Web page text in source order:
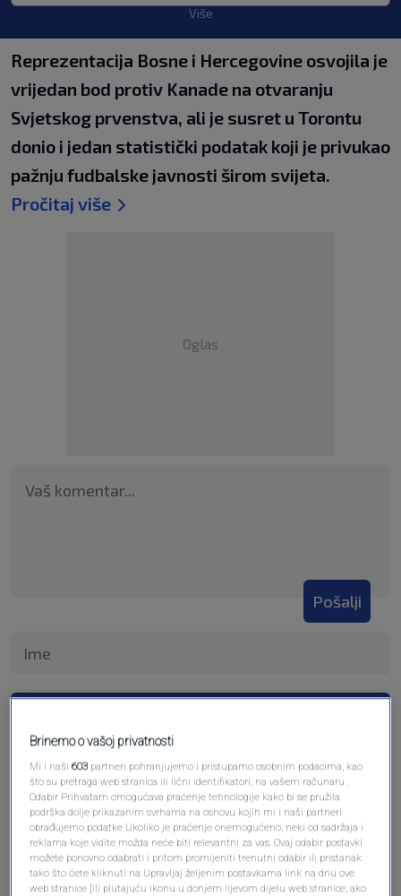
Više
Reprezentacija Bosne i Hercegovine osvojila je
vrijedan bod protiv Kanade na otvaranju
Svjetskog prvenstva, ali je susret u Torontu
donio i jedan statistički podatak koji je privukao
pažnju fudbalske javnosti širom svijeta.
Pročitaj više
Oglas
Pošalji
Brinemo o vašoj privatnosti
Mi i naši603 partneri pohranjujemo i pristupamo osobnim podacima, kao
što su pretraga web stranica ili lični identifikatori, na vašem računaru .
Odabir Prihvatam omogućava praćenje tehnologije kako bi se pružila
podrška dolje prikazanim svrhama na osnovu kojih mi i naši partneri
obrađujemo podatke Ukoliko je praćenje onemogućeno, neki od sadržaja i
reklama koje vidite možda neće biti relevantni za vas. Ovaj odabir postavki
možete ponovno odabrati i pritom promijeniti trenutni odabir ili pristanak
tako što ćete kliknuti na Upravljaj željenim postavkama link na dnu ove
web stranice [ili plutajuću ikonu u donjem lijevom dijelu web stranice, ako